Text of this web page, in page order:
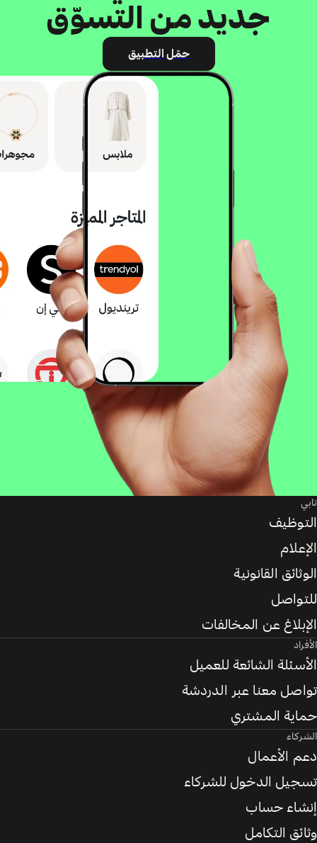
جديد من التسوّق
حمّل التطبيق
تابي
التوظيف
الإعلام
الوثائق القانونية
للتواصل
الإبلاغ عن المخالفات
الأفراد
الأسئلة الشائعة للعميل
تواصل معنا عبر الدردشة
حماية المشتري
الشركاء
دعم الأعمال
تسجيل الدخول للشركاء
إنشاء حساب
وثائق التكامل